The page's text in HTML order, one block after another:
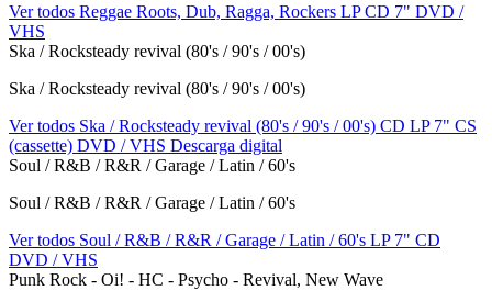
Ver todos Reggae Roots, Dub, Ragga, Rockers LPCD 7" DVD /
VHS
Ska / Rocksteady revival (80's / 90's / 00's)
Ska / Rocksteady revival (80's / 90's / 00's)
Ver todos Ska / Rocksteady revival (80's / 90's / 00's) CD LP 7" CS
(cassette) DVD / VHS Descarga digital
Soul / R&B / R&R / Garage / Latin / 60's
Soul / R&B / R&R / Garage / Latin / 60's
Ver todos Soul / R&B / R&R / Garage / Latin / 60's LP 7" CD
DVD / VHS
Punk Rock - Oi! - HC - Psycho - Revival, New Wave